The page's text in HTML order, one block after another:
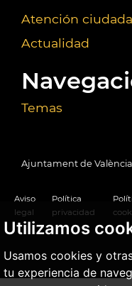
Utilizamos
Usamos cookies y
tu experiencia de
Atención
Actualidad
Temas
Ajuntament de
Aviso
legal
Política
privacidad